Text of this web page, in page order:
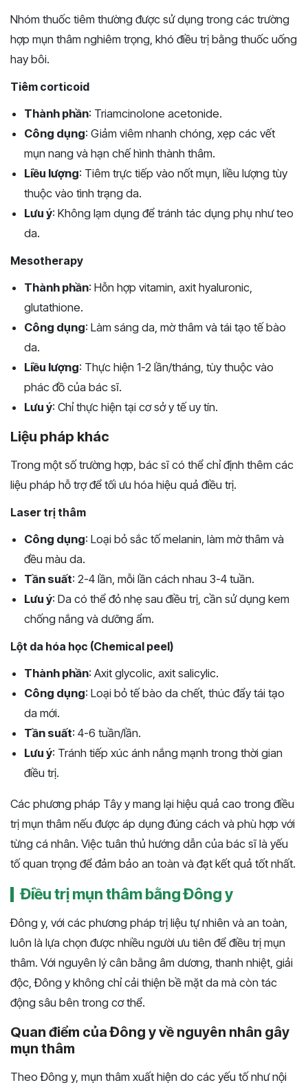
Nhóm thuốc tiêm thường được sử dụng trong các trường
hợp mụn thâm nghiêm trọng, khó điều trị bằng thuốc uống
hay bôi.
Tiêm corticoid
Thành phần: Triamcinolone acetonide.
Công dụng: Giảm viêm nhanh chóng, xẹp các vết
mụn nang và hạn chế hình thành thâm.
Liều lượng: Tiêm trực tiếp vào nốt mụn, liều lượng tùy
thuộc vào tình trạng da.
Lưu ý: Không lạm dụng để tránh tác dụng phụ như teo
da.
Mesotherapy
Thành phần: Hỗn hợp vitamin, axit hyaluronic,
glutathione.
Công dụng: Làm sáng da, mờ thâm và tái tạo tế bào
da.
Liều lượng: Thực hiện 1-2 lần/tháng, tùy thuộc vào
phác đồ của bác sĩ.
Lưu ý: Chỉ thực hiện tại cơ sở y tế uy tín.
Liệu pháp khác
Trong một số trường hợp, bác sĩ có thể chỉ định thêm các
liệu pháp hỗ trợ để tối ưu hóa hiệu quả điều trị.
Laser trị thâm
Công dụng: Loại bỏ sắc tố melanin, làm mờ thâm và
đều màu da.
Tần suất: 2-4 lần, mỗi lần cách nhau 3-4 tuần.
Lưu ý: Da có thể đỏ nhẹ sau điều trị, cần sử dụng kem
chống nắng và dưỡng ẩm.
Lột da hóa học (Chemical peel)
Thành phần: Axit glycolic, axit salicylic.
Công dụng: Loại bỏ tế bào da chết, thúc đẩy tái tạo
da mới.
Tần suất: 4-6 tuần/lần.
Lưu ý: Tránh tiếp xúc ánh nắng mạnh trong thời gian
điều trị.
Các phương pháp Tây y mang lại hiệu quả cao trong điều
trị mụn thâm nếu được áp dụng đúng cách và phù hợp với
từng cá nhân. Việc tuân thủ hướng dẫn của bác sĩ là yếu
tố quan trọng để đảm bảo an toàn và đạt kết quả tốt nhất.
Điều trị mụn thâm bằng Đông y
Đông y, với các phương pháp trị liệu tự nhiên và an toàn,
luôn là lựa chọn được nhiều người ưu tiên để điều trị mụn
thâm. Với nguyên lý cân bằng âm dương, thanh nhiệt, giải
độc, Đông y không chỉ cải thiện bề mặt da mà còn tác
động sâu bên trong cơ thể.
Quan điểm của Đông y về nguyên nhân gây
mụn thâm
Theo Đông y, mụn thâm xuất hiện do các yếu tố như nội